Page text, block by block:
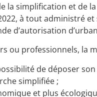
la simplification et de
à tout administré
d’autorisation
ou professionnels, la
de déposer
simplifiée ;
et plus